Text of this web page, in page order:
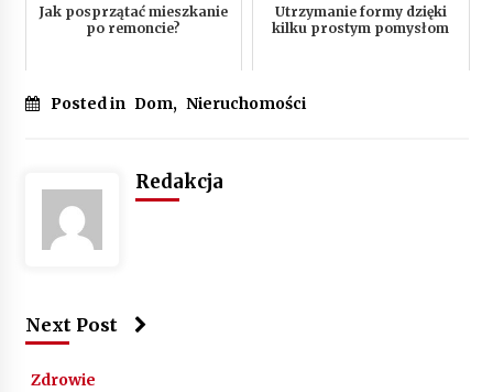
Jak posprzątać mieszkanie
po remoncie?
Utrzymanie formy dzięki
kilku prostym pomysłom
Posted in Dom, Nieruchomości
Redakcja
Next Post
Zdrowie